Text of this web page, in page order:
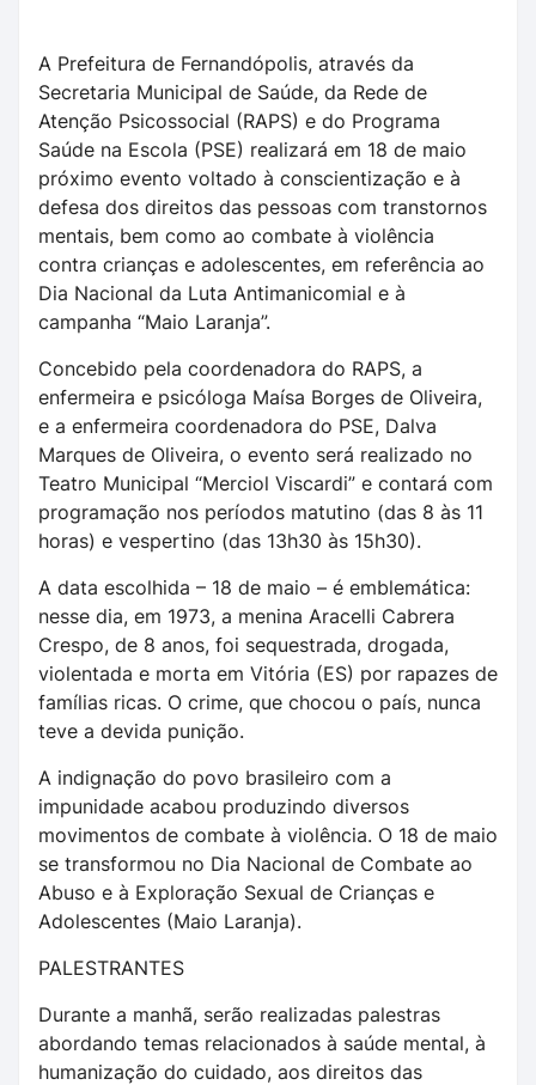
A Prefeitura de Fernandópolis, através da
Secretaria Municipal de Saúde, da Rede de
Atenção Psicossocial (RAPS) e do Programa
Saúde na Escola (PSE) realizará em 18 de maio
próximo evento voltado à conscientização e à
defesa dos direitos das pessoas com transtornos
mentais, bem como ao combate à violência
contra crianças e adolescentes, em referência ao
Dia Nacional da Luta Antimanicomial e à
campanha “Maio Laranja”.
Concebido pela coordenadora do RAPS, a
enfermeira e psicóloga Maísa Borges de Oliveira,
e a enfermeira coordenadora do PSE, Dalva
Marques de Oliveira, o evento será realizado no
Teatro Municipal “Merciol Viscardi” e contará com
programação nos períodos matutino (das 8 às 11
horas) e vespertino (das 13h30 às 15h30).
A data escolhida – 18 de maio – é emblemática:
nesse dia, em 1973, a menina Aracelli Cabrera
Crespo, de 8 anos, foi sequestrada, drogada,
violentada e morta em Vitória (ES) por rapazes de
famílias ricas. O crime, que chocou o país, nunca
teve a devida punição.
A indignação do povo brasileiro com a
impunidade acabou produzindo diversos
movimentos de combate à violência. O 18 de maio
se transformou no Dia Nacional de Combate ao
Abuso e à Exploração Sexual de Crianças e
Adolescentes (Maio Laranja).
PALESTRANTES
Durante a manhã, serão realizadas palestras
abordando temas relacionados à saúde mental, à
humanização do cuidado, aos direitos das